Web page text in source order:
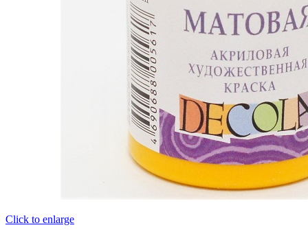
Click to enlarge